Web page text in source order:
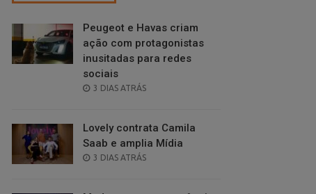
Peugeot e Havas criam
ação com protagonistas
inusitadas para redes
sociais
POSTED
3 DIAS ATRÁS
Lovely contrata Camila
Saab e amplia Mídia
POSTED
3 DIAS ATRÁS